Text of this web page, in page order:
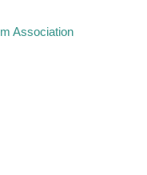
Association